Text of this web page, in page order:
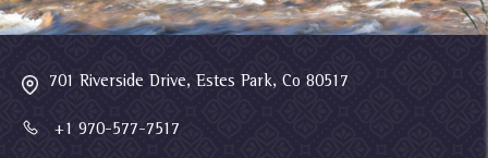
701 Riverside Drive, Estes Park, Co 80517
+1 970-577-7517